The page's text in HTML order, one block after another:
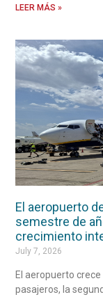
LEER MÁS »
El aeropuerto
semestre de
crecimiento
July 7, 2026
El aeropuerto crece
pasajeros, la